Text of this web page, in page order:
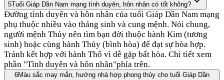
5Tuổi Giáp Dần Nam mạng tình duyên, hôn nhân có tốt không?
Đường tình duyên và hôn nhân của tuổi Giáp Dần Nam mạng
phụ thuộc nhiều vào tháng sinh và cung mệnh. Nói chung,
người mệnh Thủy nên tìm bạn đời thuộc hành Kim (tương
sinh) hoặc cùng hành Thủy (bình hòa) để đạt sự hòa hợp.
Tránh kết hợp với hành Thổ vì dễ gặp bất hòa. Chi tiết xem
phần "Tình duyên và hôn nhân"phía trên.
6Màu sắc may mắn, hướng nhà hợp phong thủy cho tuổi Giáp Dần